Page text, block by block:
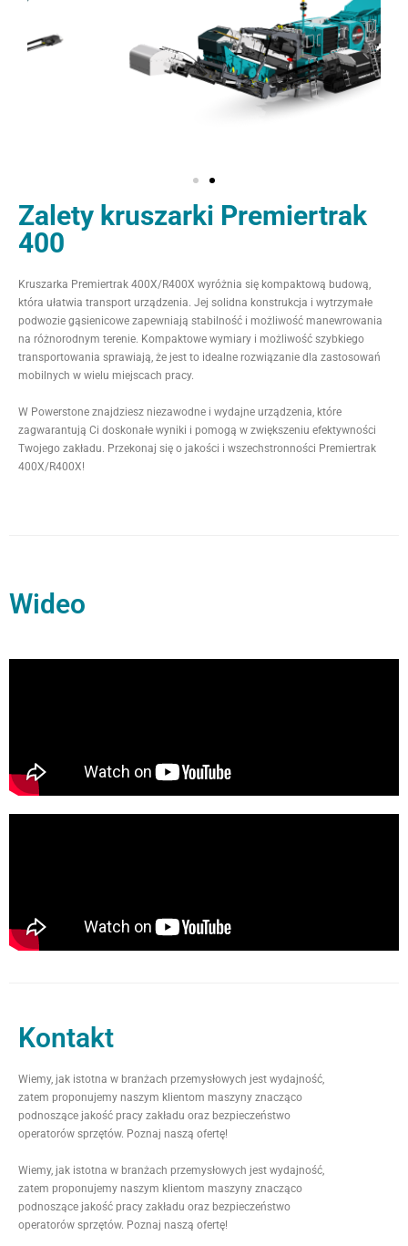
Zalety kruszarki Premiertrak
400
Kruszarka Premiertrak 400X/R400X wyróżnia się kompaktową budową,
która ułatwia transport urządzenia. Jej solidna konstrukcja i wytrzymałe
podwozie gąsienicowe zapewniają stabilność i możliwość manewrowania
na różnorodnym terenie. Kompaktowe wymiary i możliwość szybkiego
transportowania sprawiają, że jest to idealne rozwiązanie dla zastosowań
mobilnych w wielu miejscach pracy.
W Powerstone znajdziesz niezawodne i wydajne urządzenia, które
zagwarantują Ci doskonałe wyniki i pomogą w zwiększeniu efektywności
Twojego zakładu. Przekonaj się o jakości i wszechstronności Premiertrak
400X/R400X!
Wideo
Kontakt
Wiemy, jak istotna w branżach przemysłowych jest wydajność,
zatem proponujemy naszym klientom maszyny znacząco
podnoszące jakość pracy zakładu oraz bezpieczeństwo
operatorów sprzętów. Poznaj naszą ofertę!
Wiemy, jak istotna w branżach przemysłowych jest wydajność,
zatem proponujemy naszym klientom maszyny znacząco
podnoszące jakość pracy zakładu oraz bezpieczeństwo
operatorów sprzętów. Poznaj naszą ofertę!